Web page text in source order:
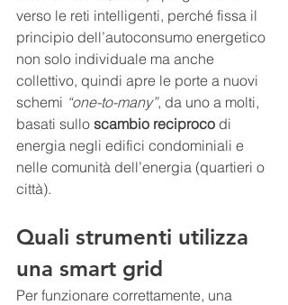
verso le reti intelligenti, perché fissa il
principio dell’autoconsumo energetico
non solo individuale ma anche
collettivo, quindi apre le porte a nuovi
schemi “one-to-many”, da uno a molti,
basati sullo scambio reciproco di
energia negli edifici condominiali e
nelle comunità dell’energia (quartieri o
città).
Quali strumenti utilizza
una smart grid
Per funzionare correttamente, una